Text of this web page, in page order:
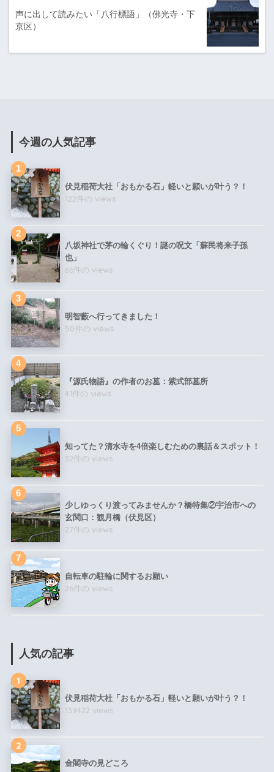
声に出して読みたい「八行標語」（佛光寺・下
京区）
今週の人気記事
伏見稲荷大社「おもかる石」軽いと願いが叶う？！
122件の views
八坂神社で茅の輪くぐり！謎の呪文「蘇民将来子孫
也」
66件の views
明智藪へ行ってきました！
50件の views
『源氏物語』の作者のお墓：紫式部墓所
41件の views
知ってた？清水寺を4倍楽しむための裏話＆スポット！
32件の views
少しゆっくり渡ってみませんか？橋特集②宇治市への
玄関口：観月橋（伏見区）
27件の views
自転車の駐輪に関するお願い
26件の views
人気の記事
1
伏見稲荷大社「おもかる石」軽いと願いが叶う？！
139422 views
2
金閣寺の見どころ